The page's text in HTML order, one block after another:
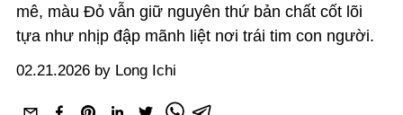
mê, màu Đỏ vẫn giữ nguyên thứ bản chất cốt lõi
tựa như nhịp đập mãnh liệt nơi trái tim con người.
02.21.2026 by Long Ichi